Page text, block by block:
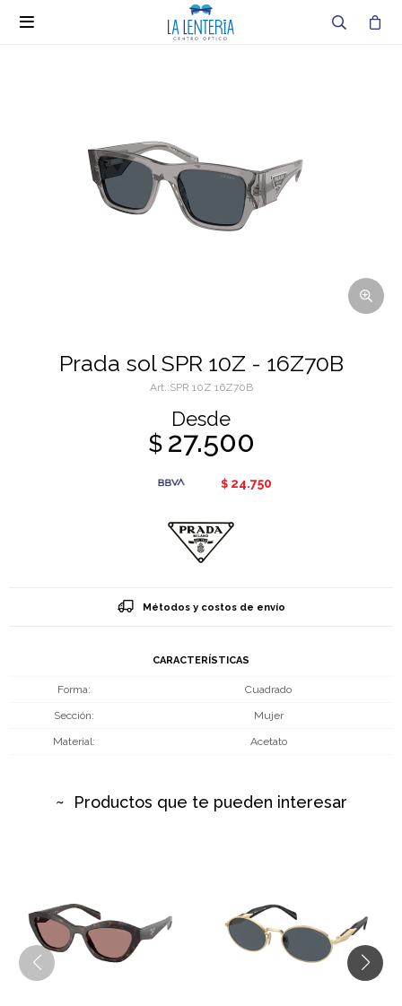

Prada sol SPR 10Z - 16Z70B
SPR 10Z 16Z70B
Desde
$ 27.500
$ 24.750
Métodos y costos de envío
CARACTERÍSTICAS
Forma Cuadrado
Sección Mujer
Material Acetato
Productos que te pueden interesar